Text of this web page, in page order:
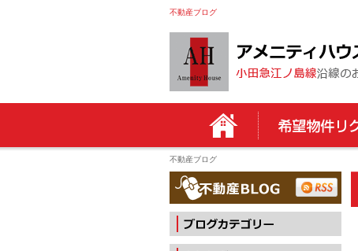
不動産ブログ
不動産ブログ